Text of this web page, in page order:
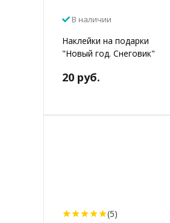
В наличии
Наклейки на подарки
"Новый год. Снеговик"
20 руб.
(5)